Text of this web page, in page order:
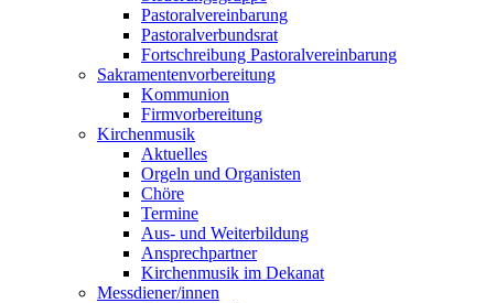
Pastoralvereinbarung
Pastoralverbundsrat
Fortschreibung Pastoralvereinbarung
Sakramentenvorbereitung
Kommunion
Firmvorbereitung
Kirchenmusik
Aktuelles
Orgeln und Organisten
Chöre
Termine
Aus- und Weiterbildung
Ansprechpartner
Kirchenmusik im Dekanat
Messdiener/innen